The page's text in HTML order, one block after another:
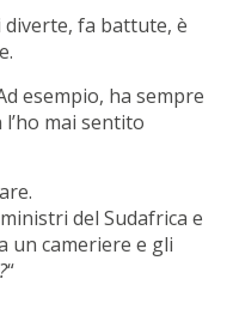
fa battute, è
esempio, ha sempre
mai sentito
del Sudafrica e
un cameriere e gli
“